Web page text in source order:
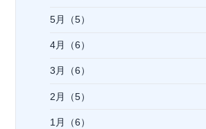
5月（5）
4月（6）
3月（6）
2月（5）
1月（6）